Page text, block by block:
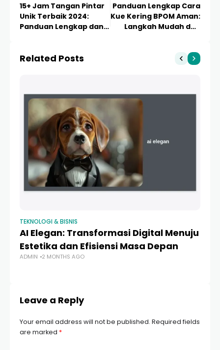
15+ Jam Tangan Pintar
Unik Terbaik 2024:
Panduan Lengkap dan
Panduan Lengkap Cara
Kue Kering BPOM Aman:
Langkah Mudah dan
Related Posts
TEKNOLOGI & BISNIS
AI Elegan: Transformasi Digital Menuju
Estetika dan Efisiensi Masa Depan
ADMIN 2 MONTHS AGO
Leave a Reply
Your email address will not be published. Required fields
are marked *